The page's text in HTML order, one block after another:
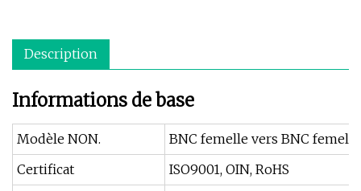
Description
Informations de base
Modèle NON.
BNC femelle vers BNC femelle
Certificat
ISO9001, OIN, RoHS